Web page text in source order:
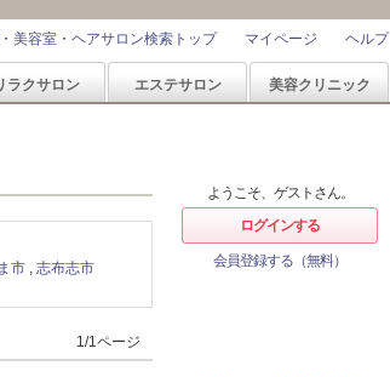
ヘルプ
マイページ
美容室・ヘアサロン検索トップ
ラクサロン エステサロン 美容クリニック
市
志布志市
1/1ページ
ようこそ、ゲストさん。
ログインする
会員登録する（無料）